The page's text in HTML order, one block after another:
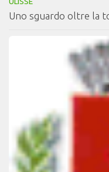
Uno sguardo oltre la